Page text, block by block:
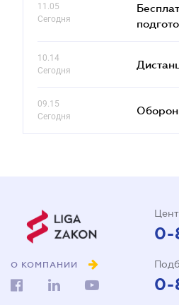
11.05
Сегодня
10.14
Сегодня
09.15
Сегодня
О КОМПАНИИ
0-
0-